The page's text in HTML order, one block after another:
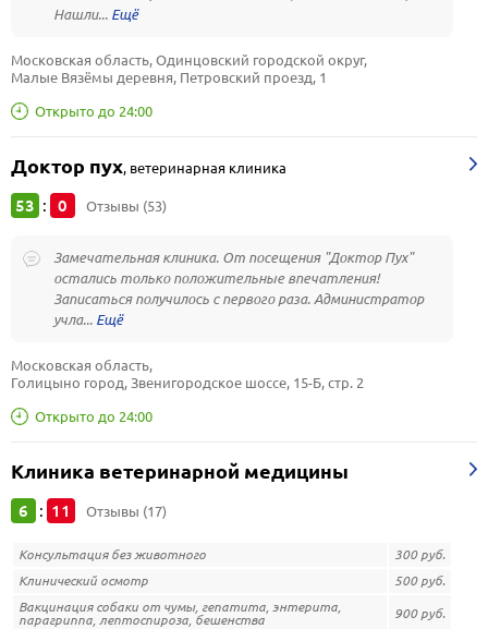
Нашли...
Открыто до 24:00
Московская область, Одинцовский городской округ,
Малые Вязёмы деревня, Петровский проезд, 1
Доктор пух, ветеринарная клиника
53 : 0 Отзывы (53)
Замечательная клиника. От посещения "Доктор Пух"
остались только положительные впечатления!
Записаться получилось с первого раза. Администратор
учла...
Открыто до 24:00
Московская область,
Голицыно город, Звенигородское шоссе, 15-Б, стр. 2
Клиника ветеринарной медицины
6 : 11 Отзывы (17)
Консультация без животного
300 руб.
Клинический осмотр
500 руб.
Вакцинация собаки от чумы, гепатита, энтерита,
парагриппа, лептоспироза, бешенства
900 руб.